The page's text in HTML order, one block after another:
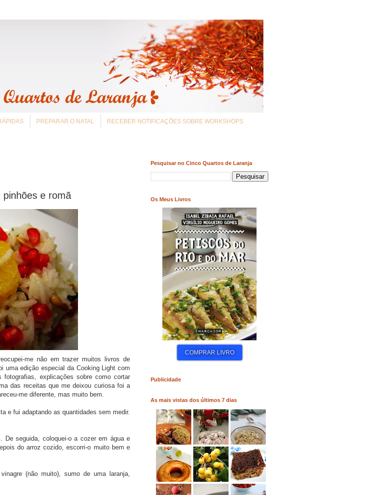
PREPARAR O NATAL RECEBER NOTIFICAÇÕES SOBRE WORKSHOPS
pinhões e romã
me não em trazer muitos livros de
edição especial da Cooking Light com
explicações sobre como cortar
das receitas que me deixou curiosa foi a
me diferente, mas muito bem.
e fui adaptando as quantidades sem medir.
De seguida, coloquei-o a cozer em água e
do arroz cozido, escorri-o muito bem e
(não muito), sumo de uma laranja,
Pesquisar no Cinco Quartos de Laranja
Os Meus Livros
LIVRO COMPRAR LIVRO
Publicidade
As mais vistas dos últimos 7 dias